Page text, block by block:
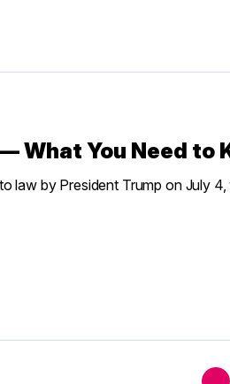
What You Need to
law by President Trump on July